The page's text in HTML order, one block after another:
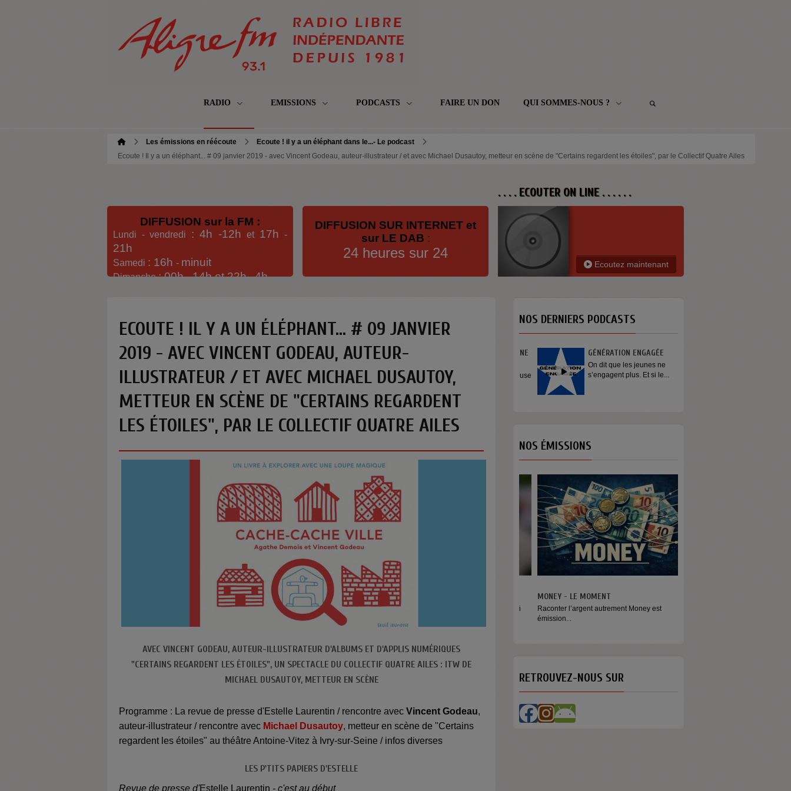
RADIO EMISSIONS PODCASTS FAIRE UN DON QUI SOMMES-NOUS ?
Les émissions en réécoute
Ecoute ! il y a un éléphant dans le...- Le podcast
Ecoute ! Il y a un éléphant... # 09 janvier 2019 - avec Vincent Godeau, auteur-illustrateur / et avec Michael Dusautoy, metteur en scène de "Certains regardent les étoiles", par le Collectif Quatre Ailes
DIFFUSION sur la FM :
Lundi - vendredi : 4h -12h et 17h -
21h
Samedi : 16h - minuit
Dimanche: 00h -14h et 22h-4h
DIFFUSION SUR INTERNET et
sur LE DAB :
24 heures sur 24
. . . . ECOUTER ON LINE . . . . . .
Ecoutez maintenant
ECOUTE ! IL Y A UN ÉLÉPHANT... # 09 JANVIER
2019 - AVEC VINCENT GODEAU, AUTEUR-
ILLUSTRATEUR / ET AVEC MICHAEL DUSAUTOY,
METTEUR EN SCÈNE DE "CERTAINS REGARDENT
LES ÉTOILES", PAR LE COLLECTIF QUATRE AILES
AVEC VINCENT GODEAU, AUTEUR-ILLUSTRATEUR D'ALBUMS ET D'APPLIS NUMÉRIQUES
"CERTAINS REGARDENT LES ÉTOILES", UN SPECTACLE DU COLLECTIF QUATRE AILES : ITW DE
MICHAEL DUSAUTOY, METTEUR EN SCÈNE
Programme : La revue de presse d'Estelle Laurentin / rencontre avec Vincent Godeau,
auteur-illustrateur / rencontre avec Michael Dusautoy, metteur en scène de "Certains
regardent les étoiles" au théâtre Antoine-Vitez à Ivry-sur-Seine / infos diverses
LES P'TITS PAPIERS D'ESTELLE
Revue de presse d'Estelle Laurentin - c'est au début
NOS DERNIERS PODCASTS
GÉNÉRATION ENGAGÉE
On dit que les jeunes ne
s’engagent plus. Et si le...
NOS ÉMISSIONS
MONEY - LE MOMENT
Raconter l’argent autrement Money est
émission...
RETROUVEZ-NOUS SUR